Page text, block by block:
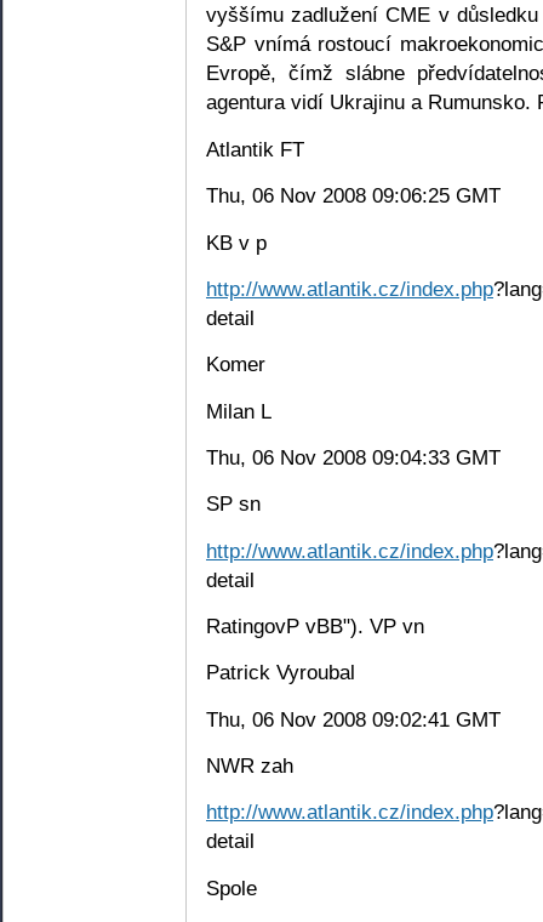
vyššímu zadlužení CME v
S&P vnímá rostoucí
Evropě, čímž slábne
agentura vidí Ukrajinu a Rumunsko.
Atlantik FT
Thu, 06 Nov 2008 09:06:25 GMT
KB v p
http://www.atlantik.cz/index.php
detail
Komer
Milan L
Thu, 06 Nov 2008 09:04:33 GMT
SP sn
http://www.atlantik.cz/index.php
detail
RatingovP vBB"). VP vn
Patrick Vyroubal
Thu, 06 Nov 2008 09:02:41 GMT
NWR zah
http://www.atlantik.cz/index.php
detail
Spole